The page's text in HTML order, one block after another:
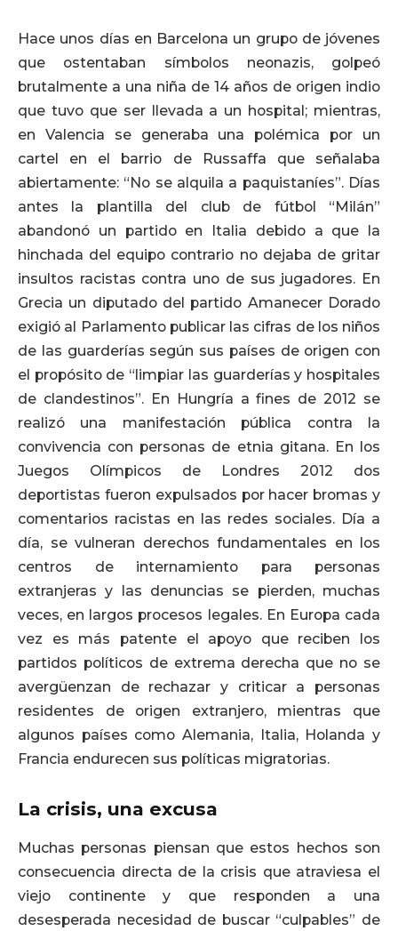
Hace unos días en Barcelona un grupo de jóvenes
que ostentaban símbolos neonazis, golpeó
brutalmente a una niña de 14 años de origen indio
que tuvo que ser llevada a un hospital; mientras,
en Valencia se generaba una polémica por un
cartel en el barrio de Russaffa que señalaba
abiertamente: “No se alquila a paquistaníes”. Días
antes la plantilla del club de fútbol “Milán”
abandonó un partido en Italia debido a que la
hinchada del equipo contrario no dejaba de gritar
insultos racistas contra uno de sus jugadores. En
Grecia un diputado del partido Amanecer Dorado
exigió al Parlamento publicar las cifras de los niños
de las guarderías según sus países de origen con
el propósito de “limpiar las guarderías y hospitales
de clandestinos”. En Hungría a fines de 2012 se
realizó una manifestación pública contra la
convivencia con personas de etnia gitana. En los
Juegos Olímpicos de Londres 2012 dos
deportistas fueron expulsados por hacer bromas y
comentarios racistas en las redes sociales. Día a
día, se vulneran derechos fundamentales en los
centros de internamiento para personas
extranjeras y las denuncias se pierden, muchas
veces, en largos procesos legales. En Europa cada
vez es más patente el apoyo que reciben los
partidos políticos de extrema derecha que no se
avergüenzan de rechazar y criticar a personas
residentes de origen extranjero, mientras que
algunos países como Alemania, Italia, Holanda y
Francia endurecen sus políticas migratorias.
La crisis, una excusa
Muchas personas piensan que estos hechos son
consecuencia directa de la crisis que atraviesa el
viejo continente y que responden a una
desesperada necesidad de buscar “culpables” de